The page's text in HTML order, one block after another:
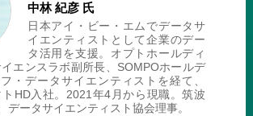
中林 紀彦 氏
日本アイ・ビー・エムでデータサ
イエンティストとして企業のデー
タ活用を支援。オプトホールディ
エンスラボ副所長、SOMPOホールデ
・データサイエンティストを経て、
HD入社。2021年4月から現職。筑波
データサイエンティスト協会理事。